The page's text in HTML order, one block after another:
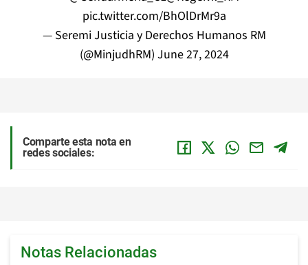
pic.twitter.com/BhOlDrMr9a
— Seremi Justicia y Derechos Humanos RM
(@MinjudhRM) June 27, 2024
Comparte esta nota en
redes sociales:
Notas Relacionadas